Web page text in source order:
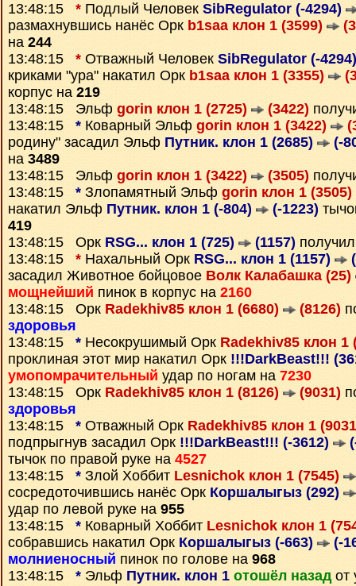
13:48:15 * Подлый Человек SibRegulator (-4294)
размахнувшись нанёс Орк b1saa клон 1 (3599)
на 244
13:48:15 * Отважный Человек SibRegulator (-
криками "ура" накатил Орк b1saa клон 1 (3355)
корпус на 219
13:48:15 Эльф gorin клон 1 (2725) (3422)
13:48:15 * Коварный Эльф gorin клон 1 (3422)
родину" засадил Эльф Путник. клон 1 (2685)
(-
на 3489
13:48:15 Эльф gorin клон 1 (3422) (3505)
13:48:15 * Злопамятный Эльф gorin клон 1 (3505)
накатил Эльф Путник. клон 1 (-804) (-1223)
419
13:48:15 Орк RSG... клон 1 (725) (1157)
13:48:15 * Нахальный Орк RSG... клон 1 (1157)
засадил Животное бойцовое Волк Калабашка (25)
мощнейший пинок в корпус на 2160
13:48:15 Орк Radekhiv85 клон 1 (6680) (8126)
здоровья
13:48:15 * Несокрушимый Орк Radekhiv85 клон 1
проклиная этот мир накатил Орк !!!DarkBeast!!!
умопомрачительный удар по ногам на 7230
13:48:15 Орк Radekhiv85 клон 1 (8126) (9031)
здоровья
13:48:15 * Отважный Орк Radekhiv85 клон 1
подпрыгнув засадил Орк !!!DarkBeast!!! (-3612)
тычок по правой руке на 4527
13:48:15 * Злой Хоббит Lesnichok клон 1 (7545)
сосредоточившись нанёс Орк Коршалыгыз (292)
удар по левой руке на 955
13:48:15 * Коварный Хоббит Lesnichok клон 1
собравшись накатил Орк Коршалыгыз (-663)
(-
молниеносный пинок по голове на 968
13:48:15 * Эльф Путник. клон 1 отошёл назадот